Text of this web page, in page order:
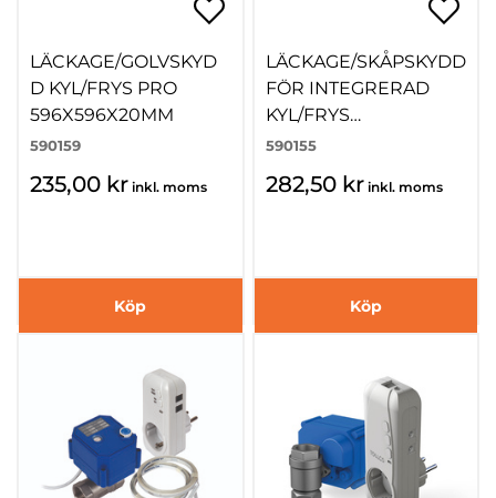
LÄCKAGE/GOLVSKYD
D KYL/FRYS PRO
596X596X20MM
590159
235,00 kr inkl. moms
Köp
LÄCKAGE/SKÅPSKYDD
FÖR INTEGRERAD
KYL/FRYS
556X535X40MM
590155
282,50 kr inkl. moms
Köp